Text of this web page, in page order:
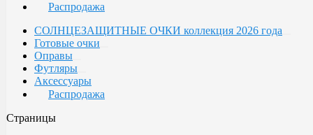
Распродажа
СОЛНЦЕЗАЩИТНЫЕ ОЧКИ коллекция 2026 года
Готовые очки
Оправы
Футляры
Аксессуары
Распродажа
Страницы